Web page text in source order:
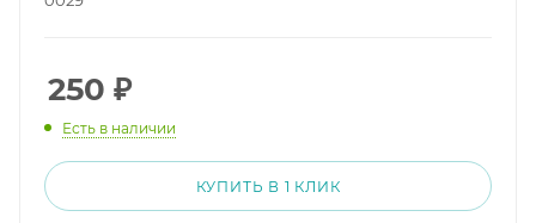
250 ₽
Есть в наличии
КУПИТЬ В 1 КЛИК